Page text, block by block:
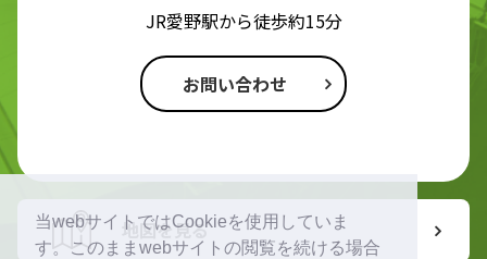
当webサイトではCookieを使用していま
す。このままwebサイトの閲覧を続ける場合
JR愛野駅から徒歩約15分
お問い合わせ
地図を見る